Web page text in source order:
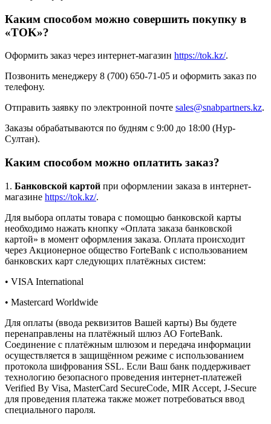
Каким способом можно совершить покупку в
«TOK»?
Оформить заказ через интернет-магазин https://tok.kz/.
Позвонить менеджеру 8 (700) 650-71-05 и оформить заказ по
телефону.
Отправить заявку по электронной почте sales@snabpartners.kz.
Заказы обрабатываются по будням с 9:00 до 18:00 (Нур-
Султан).
Каким способом можно оплатить заказ?
1. Банковской картой при оформлении заказа в интернет-
магазине https://tok.kz/.
Для выбора оплаты товара с помощью банковской карты
необходимо нажать кнопку «Оплата заказа банковской
картой» в момент оформления заказа. Оплата происходит
через Акционерное общество ForteBank с использованием
банковских карт следующих платёжных систем:
• VISA International
• Mastercard Worldwide
Для оплаты (ввода реквизитов Вашей карты) Вы будете
перенаправлены на платёжный шлюз АО ForteBank.
Соединение с платёжным шлюзом и передача информации
осуществляется в защищённом режиме с использованием
протокола шифрования SSL. Если Ваш банк поддерживает
технологию безопасного проведения интернет-платежей
Verified By Visa, MasterCard SecureCode, MIR Accept, J-Secure
для проведения платежа также может потребоваться ввод
специального пароля.